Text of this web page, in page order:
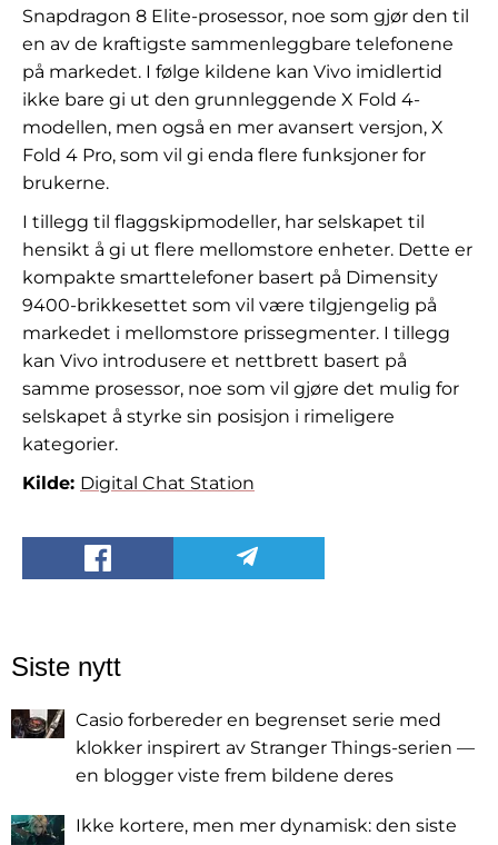
Snapdragon 8 Elite-prosessor, noe som gjør den til
en av de kraftigste sammenleggbare telefonene
på markedet. I følge kildene kan Vivo imidlertid
ikke bare gi ut den grunnleggende X Fold 4-
modellen, men også en mer avansert versjon, X
Fold 4 Pro, som vil gi enda flere funksjoner for
brukerne.
I tillegg til flaggskipmodeller, har selskapet til
hensikt å gi ut flere mellomstore enheter. Dette er
kompakte smarttelefoner basert på Dimensity
9400-brikkesettet som vil være tilgjengelig på
markedet i mellomstore prissegmenter. I tillegg
kan Vivo introdusere et nettbrett basert på
samme prosessor, noe som vil gjøre det mulig for
selskapet å styrke sin posisjon i rimeligere
kategorier.
Kilde: Digital Chat Station
Siste nytt
Casio forbereder en begrenset serie med
klokker inspirert av Stranger Things-serien —
en blogger viste frem bildene deres
Ikke kortere, men mer dynamisk: den siste